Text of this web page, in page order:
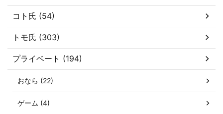
コト氏 (54)
トモ氏 (303)
プライベート (194)
おなら (22)
ゲーム (4)